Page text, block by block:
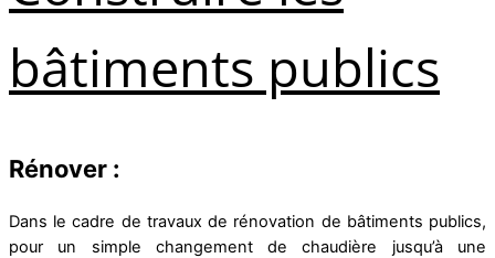
bâtiments publics
Rénover :
Dans le cadre de travaux de rénovation de bâtiments publics,
pour un simple changement de chaudière jusqu’à une